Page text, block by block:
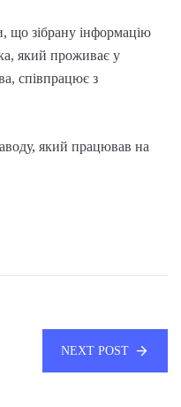
що зібрану інформацію
який проживає у
співпрацює з
який працював на
NEXT POST